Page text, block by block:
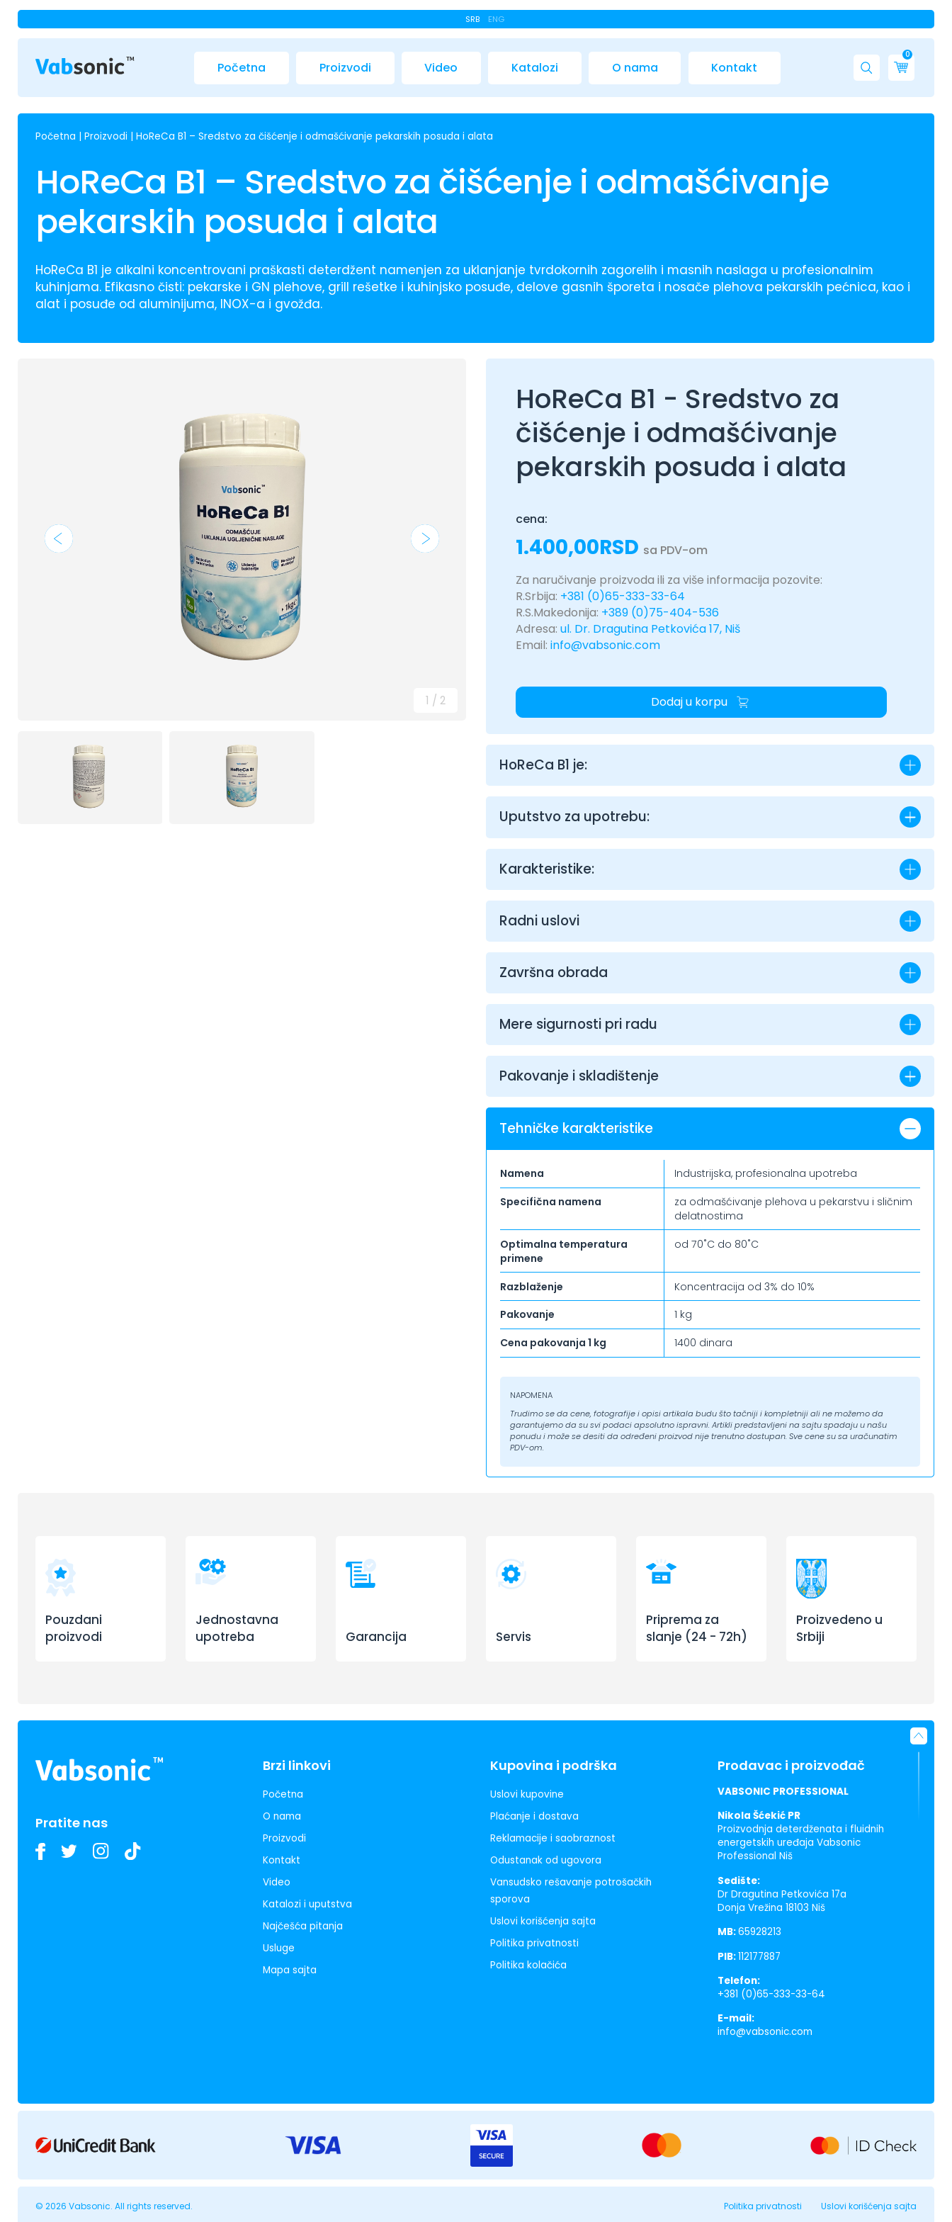
SRB ENG
Početna Proizvodi Video Katalozi O nama Kontakt
0
Početna Proizvodi HoReCa B1 – Sredstvo za čišćenje i odmašćivanje pekarskih posuda i alata
HoReCa B1 – Sredstvo za čišćenje i odmašćivanje
pekarskih posuda i alata
HoReCa B1 je alkalni koncentrovani praškasti deterdžent namenjen za uklanjanje tvrdokornih zagorelih i masnih naslaga u profesionalnim
kuhinjama. Efikasno čisti: pekarske i GN plehove, grill rešetke i kuhinjsko posuđe, delove gasnih šporeta i nosače plehova pekarskih pećnica, kao i
alat i posuđe od aluminijuma, INOX-a i gvožđa.
1 / 2
HoReCa B1 - Sredstvo za
čišćenje i odmašćivanje
pekarskih posuda i alata
cena:
1.400,00RSD sa PDV-om
Za naručivanje proizvoda ili za više informacija pozovite:
R.Srbija: +381 (0)65-333-33-64
R.S.Makedonija: +389 (0)75-404-536
Adresa: ul. Dr. Dragutina Petkovića 17, Niš
Email: info@vabsonic.com
Dodaj u korpu
HoReCa B1 je:
Uputstvo za upotrebu:
Karakteristike:
Radni uslovi
Završna obrada
Mere sigurnosti pri radu
Pakovanje i skladištenje
Tehničke karakteristike
Namena
Industrijska, profesionalna upotreba
Specifična namena
za odmašćivanje plehova u pekarstvu i sličnim
delatnostima
Optimalna temperatura
primene
od 70˚C do 80˚C
Razblaženje
Koncentracija od 3% do 10%
Pakovanje
1 kg
Cena pakovanja 1 kg
1400 dinara
NAPOMENA
Trudimo se da cene, fotografije i opisi artikala budu što tačniji i kompletniji ali ne možemo da
garantujemo da su svi podaci apsolutno ispravni. Artikli predstavljeni na sajtu spadaju u našu
ponudu i može se desiti da određeni proizvod nije trenutno dostupan. Sve cene su sa uračunatim
PDV-om.
Pouzdani
proizvodi
Jednostavna
upotreba
Garancija Servis
Priprema za
slanje (24 - 72h)
Proizvedeno u
Srbiji
Pratite nas
Brzi linkovi
Početna
O nama
Proizvodi
Kontakt
Video
Katalozi i uputstva
Najčešća pitanja
Usluge
Mapa sajta
Kupovina i podrška
Uslovi kupovine
Plaćanje i dostava
Reklamacije i saobraznost
Odustanak od ugovora
Vansudsko rešavanje potrošačkih
sporova
Uslovi korišćenja sajta
Politika privatnosti
Politika kolačića
Prodavac i proizvođač
VABSONIC PROFESSIONAL
Nikola Šćekić PR
Proizvodnja deterdženata i fluidnih
energetskih uređaja Vabsonic
Professional Niš
Sedište:
Dr Dragutina Petkovića 17a
Donja Vrežina 18103 Niš
MB:65928213
PIB:112177887
Telefon:
+381 (0)65-333-33-64
E-mail:
info@vabsonic.com
© 2026 Vabsonic. All rights reserved. Politika privatnosti Uslovi korišćenja sajta